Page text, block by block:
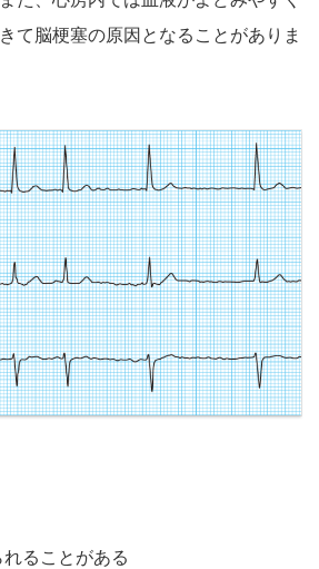
て脳梗塞の原因となることがありま
れることがある